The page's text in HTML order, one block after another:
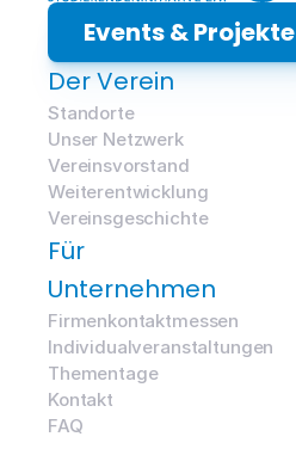
Events & Projekte
Für
Unternehmen
Firmenkontaktmessen
Individualveranstaltungen
Thementage
Kontakt
FAQ
Der Verein
Standorte
Unser Netzwerk
Vereinsvorstand
Weiterentwicklung
Vereinsgeschichte